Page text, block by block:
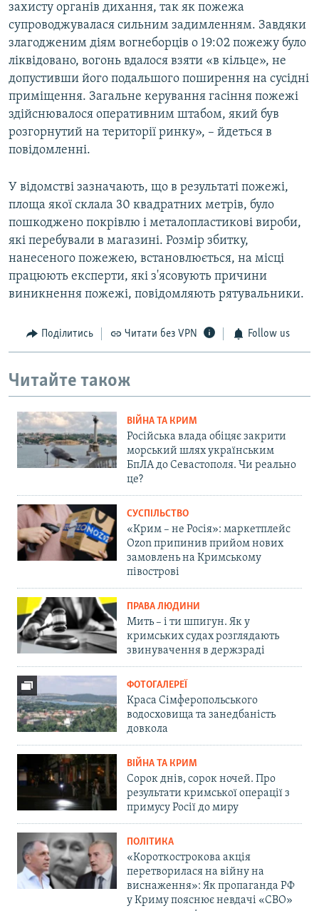
захисту органів дихання, так як пожежа
супроводжувалася сильним задимленням. Завдяки
злагодженим діям вогнеборців о 19:02 пожежу було
ліквідовано, вогонь вдалося взяти «в кільце», не
допустивши його подальшого поширення на сусідні
приміщення. Загальне керування гасіння пожежі
здійснювалося оперативним штабом, який був
розгорнутий на території ринку», – йдеться в
повідомленні.
У відомстві зазначають, що в результаті пожежі,
площа якої склала 30 квадратних метрів, було
пошкоджено покрівлю і металопластикові вироби,
які перебували в магазині. Розмір збитку,
нанесеного пожежею, встановлюється, на місці
працюють експерти, які з'ясовують причини
виникнення пожежі, повідомляють рятувальники.
Поділитись Читати без VPN Follow us
Читайте також
ВІЙНА ТА КРИМ
Російська влада обіцяє закрити
морський шлях українським
БпЛА до Севастополя. Чи реально
це?
СУСПІЛЬСТВО
«Крим – не Росія»: маркетплейс
Ozon припинив прийом нових
замовлень на Кримському
півострові
ПРАВА ЛЮДИНИ
Мить – і ти шпигун. Як у
кримських судах розглядають
звинувачення в держзраді
ФОТОГАЛЕРЕЇ
Краса Сімферопольського
водосховища та занедбаність
довкола
ВІЙНА ТА КРИМ
Сорок днів, сорок ночей. Про
результати кримської операції з
примусу Росії до миру
ПОЛІТИКА
«Короткострокова акція
перетворилася на війну на
виснаження»: Як пропаганда РФ
у Криму пояснює невдачі «СВО»